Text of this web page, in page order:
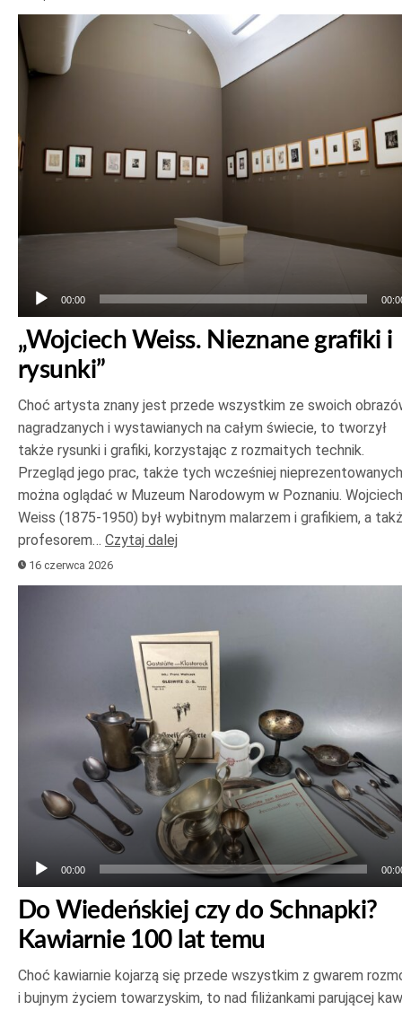
Odtwarzacz
plików
dźwiękowych
00:00
„Wojciech Weiss. Nieznane grafiki i
rysunki”
Choć artysta znany jest przede wszystkim ze swoich
nagradzanych i wystawianych na całym świecie, to tworzył
także rysunki i grafiki, korzystając z rozmaitych technik.
Przegląd jego prac, także tych wcześniej
można oglądać w Muzeum Narodowym w Poznaniu. Wojciech
Weiss (1875-1950) był wybitnym malarzem i grafikiem, a
profesorem… Czytaj dalej
16 czerwca 2026
00:00
Do Wiedeńskiej czy do Schnapki?
Kawiarnie 100 lat temu
Choć kawiarnie kojarzą się przede wszystkim z gwarem
i bujnym życiem towarzyskim, to nad filiżankami parującej